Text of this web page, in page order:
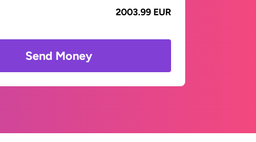
2003.99 EUR
Send Money